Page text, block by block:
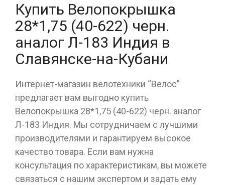
Купить Велопокрышка
28*1,75 (40-622) черн.
аналог Л-183 Индия в
Славянске-на-Кубани
Интернет-магазин велотехники “Велос”
предлагает вам выгодно купить
Велопокрышка 28*1,75 (40-622) черн. аналог
Л-183 Индия. Мы сотрудничаем с лучшими
производителями и гарантируем высокое
качество товара. Если вам нужна
консультация по характеристикам, вы можете
связаться с нашим экспертом и задать ему